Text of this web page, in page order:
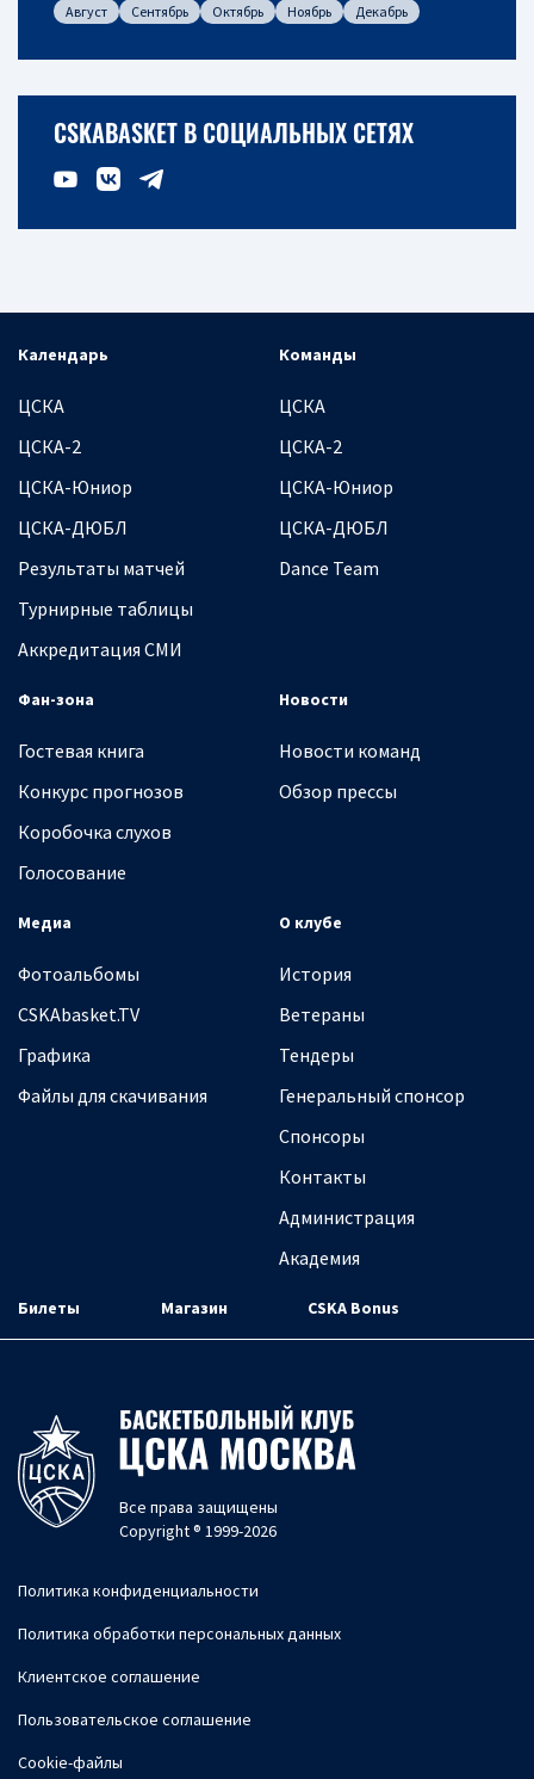
Август
Сентябрь Октябрь Ноябрь Декабрь
CSKABASKET В СОЦИАЛЬНЫХ СЕТЯХ
Календарь
ЦСКА
ЦСКА-2
ЦСКА-Юниор
ЦСКА-ДЮБЛ
Результаты матчей
Турнирные таблицы
Аккредитация СМИ
Команды
ЦСКА
ЦСКА-2
ЦСКА-Юниор
ЦСКА-ДЮБЛ
Dance Team
Фан-зона
Гостевая книга
Конкурс прогнозов
Коробочка слухов
Голосование
Новости
Новости команд
Обзор прессы
Медиа
Фотоальбомы
CSKAbasket.TV
Графика
Файлы для скачивания
О клубе
История
Ветераны
Тендеры
Генеральный спонсор
Спонсоры
Контакты
Администрация
Академия
Билеты Магазин CSKA Bonus
Все права защищены
Copyright ® 1999-2026
Политика конфиденциальности
Политика обработки персональных данных
Клиентское соглашение
Пользовательское соглашение
Cookie-файлы